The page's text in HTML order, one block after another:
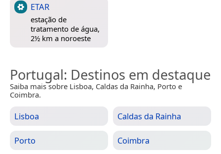
ETAR
estação de
tratamento de água,
2½ km a noroeste
Portugal: Destinos em destaque
Saiba mais sobre Lisboa, Caldas da Rainha, Porto e
Coimbra.
Lisboa Caldas da Rainha
Porto Coimbra